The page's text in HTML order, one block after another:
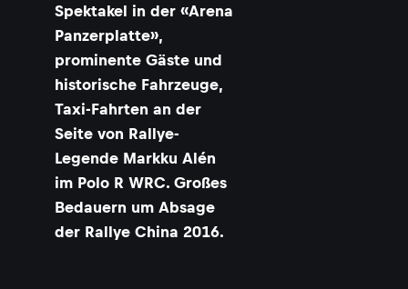
Spektakel in der «Arena
Panzerplatte»,
prominente Gäste und
historische Fahrzeuge,
Taxi-Fahrten an der
Seite von Rallye-
Legende Markku Alén
im Polo R WRC. Großes
Bedauern um Absage
der Rallye China 2016.